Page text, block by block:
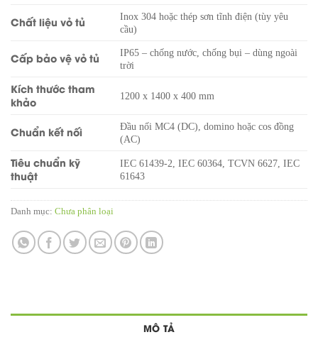
Chất liệu vỏ tủ
Inox 304 hoặc thép sơn tĩnh điện (tùy yêu
cầu)
Cấp bảo vệ vỏ tủ
IP65 – chống nước, chống bụi – dùng ngoài
trời
Kích thước tham
khảo
1200 x 1400 x 400 mm
Chuẩn kết nối
Đầu nối MC4 (DC), domino hoặc cos đồng
(AC)
Tiêu chuẩn kỹ
thuật
IEC 61439-2, IEC 60364, TCVN 6627, IEC
61643
Danh mục: Chưa phân loại
MÔ TẢ